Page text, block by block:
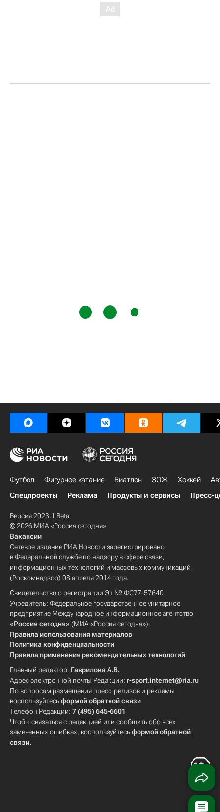
Футбол Фигурное катание Биатлон ЗОЖ Хоккей
Спецпроекты
Реклама Продукты и сервисы Пресс-
Версия 2023.1 Beta
© 2026 МИА «Россия сегодня»
Вакансии
Сетевое издание РИА Новости зарегистрировано
в Федеральной службе по надзору в сфере связи,
информационных технологий и массовых коммуникаций
(Роскомнадзор) 08 апреля 2014 года.
Свидетельство о регистрации Эл № ФС77-57640
Учредитель: Федеральное государственное унитарное
предприятие Международное информационное агентство
«Россия сегодня» (МИА «Россия сегодня»).
Правила использования материалов
Политика конфиденциальности
Правила применения рекомендательных технологий
Главный редактор: Гаврилова А.В.
Адрес электронной почты Редакции: r-sport.internet@ria.ru
По вопросам размещения пресс-релизов и рекламы
воспользуйтесьформой обратной связи
Телефон Редакции: 7 (495) 645-6601
Чтобы связаться с редакцией или сообщить обо всех
замеченных ошибках, воспользуйтесьформой обратной
связи.